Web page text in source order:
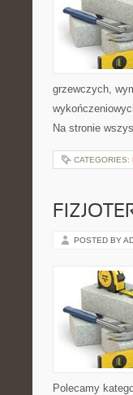
grzewczych,
Na stronie
CATEGORIES:
POSTED BY
Polecamy